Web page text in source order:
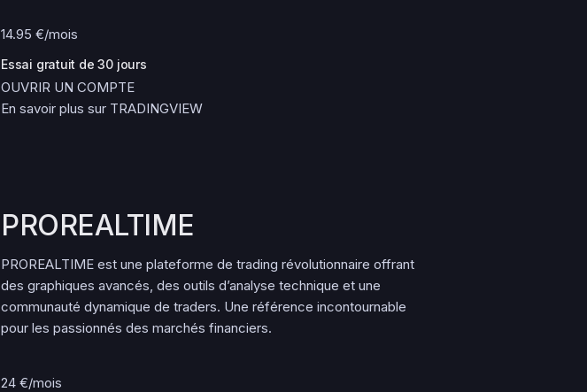
14.95 €/mois
Essai gratuit de 30 jours
OUVRIR UN COMPTE
En savoir plus sur TRADINGVIEW
PROREALTIME
PROREALTIME est une plateforme de trading révolutionnaire offrant
des graphiques avancés, des outils d’analyse technique et une
communauté dynamique de traders. Une référence incontournable
pour les passionnés des marchés financiers.
24 €/mois